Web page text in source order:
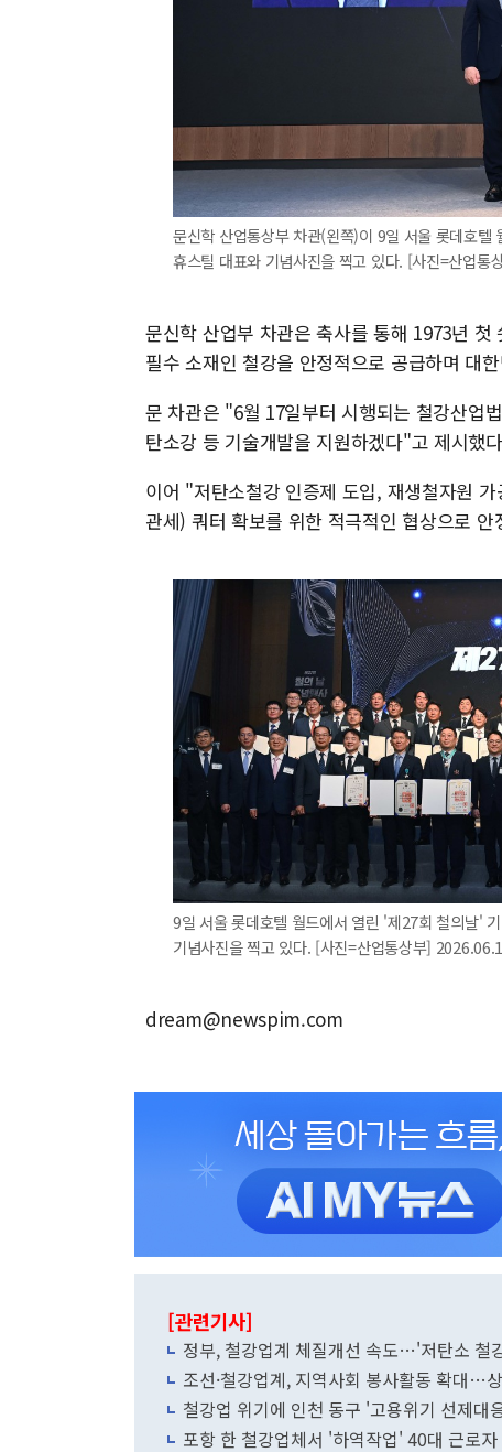
문신학 산업통상부 차관(왼쪽)이 9일 서울 롯데호
휴스틸 대표와 기념사진을 찍고 있다. [사진=산
문신학 산업부 차관은 축사를 통해 1973년
필수 소재인 철강을 안정적으로 공급하며 대
문 차관은 "6월 17일부터 시행되는 철강산업
탄소강 등 기술개발을 지원하겠다"고 제시했
이어 "저탄소철강 인증제 도입, 재생철자원
관세) 쿼터 확보를 위한 적극적인 협상으로
9일 서울 롯데호텔 월드에서 열린 '제27회 철의날'
기념사진을 찍고 있다. [사진=산업통상부]
dream@newspim.com
[관련기사]
정부, 철강업계 체질개선 속도…'저탄소 철
조선·철강업계, 지역사회 봉사활동 확대…
철강업 위기에 인천 동구 '고용위기 선제대
포항 한 철강업체서 '하역작업' 40대 근로